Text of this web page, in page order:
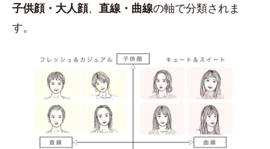
子供顔・大人顔、 直線・曲線の軸で分類されま
す。